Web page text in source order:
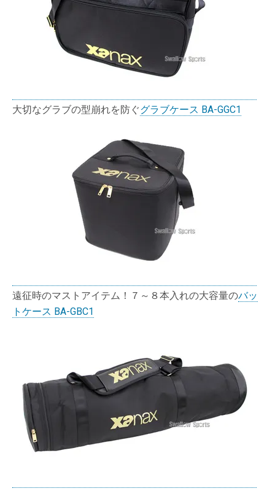
大切なグラブの型崩れを防ぐグラブケース BA-GGC1
遠征時のマストアイテム！７～８本入れの大容量のバッ
トケース BA-GBC1